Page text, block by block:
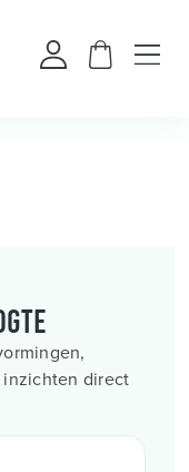
inzichten direct